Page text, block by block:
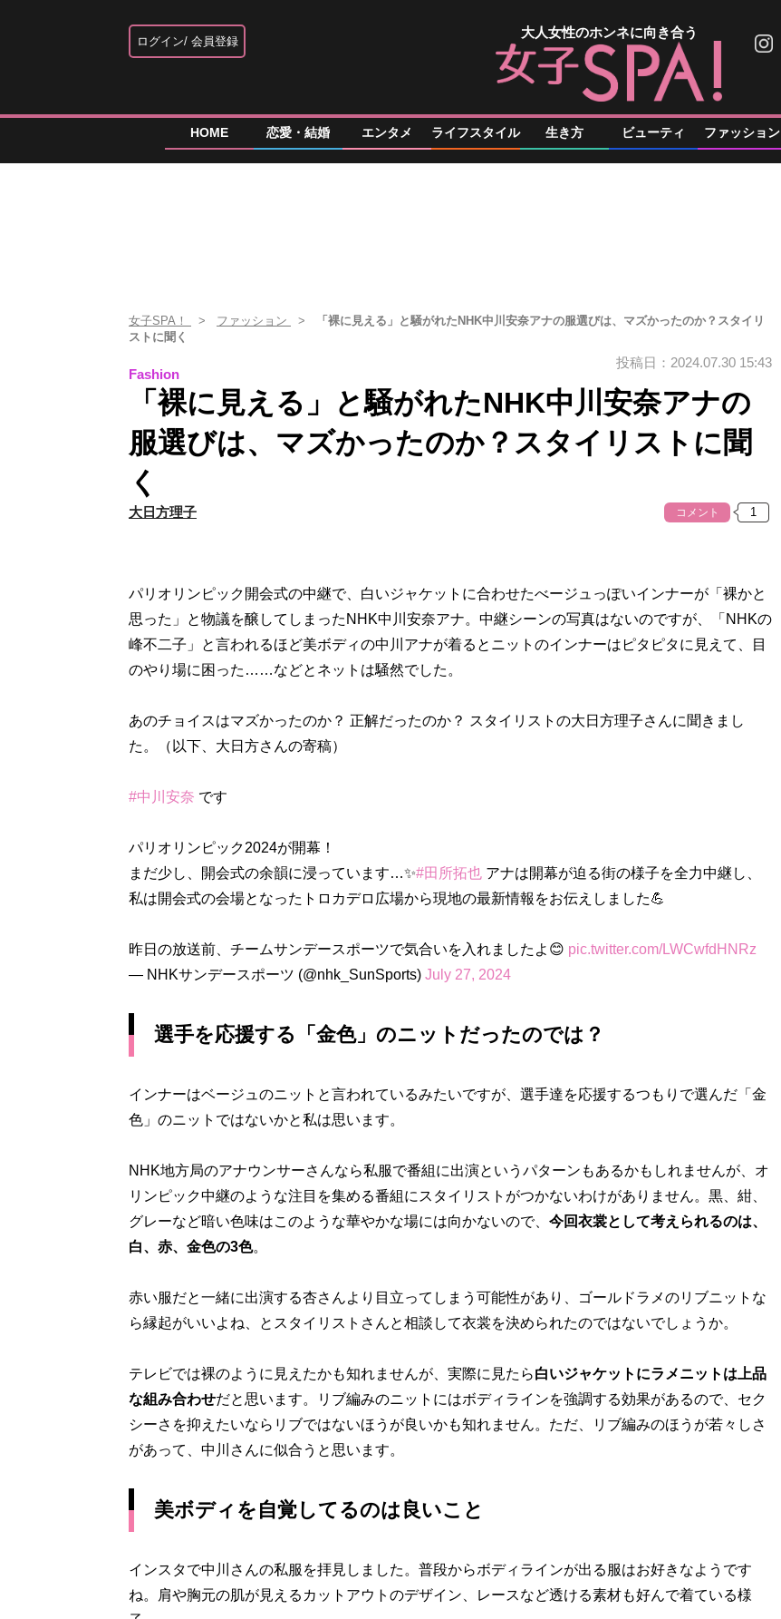
ログイン 会員登録
大人女性のホンネに向き合う
HOME 恋愛・結婚 エンタメ ライフスタイル 生き方 ビューティ ファッション
女子SPA！ ファッション
「裸に見える」と騒がれたNHK中川安奈アナの服選びは、マズかったのか？スタイリ
ストに聞く
Fashion
投稿日：2024.07.30 15:43
「裸に見える」と騒がれたNHK中川安奈アナの
服選びは、マズかったのか？スタイリストに聞
く
大日方理子 コメント
パリオリンピック開会式の中継で、白いジャケットに合わせたべージュっぽいインナーが「裸かと
思った」と物議を醸してしまったNHK中川安奈アナ。中継シーンの写真はないのですが、「NHKの
峰不二子」と言われるほど美ボディの中川アナが着るとニットのインナーはピタピタに見えて、目
のやり場に困った……などとネットは騒然でした。
あのチョイスはマズかったのか？ 正解だったのか？ スタイリストの大日方理子さんに聞きまし
た。（以下、大日方さんの寄稿）
#中川安奈 です
パリオリンピック2024が開幕！
まだ少し、開会式の余韻に浸っています…✨#田所拓也 アナは開幕が迫る街の様子を全力中継し、
私は開会式の会場となったトロカデロ広場から現地の最新情報をお伝えしました💪
昨日の放送前、チームサンデースポーツで気合いを入れましたよ😊 pic.twitter.com/LWCwfdHNRz
— NHKサンデースポーツ (@nhk_SunSports) July 27, 2024
選手を応援する「金色」のニットだったのでは？
インナーはベージュのニットと言われているみたいですが、選手達を応援するつもりで選んだ「金
色」のニットではないかと私は思います。
NHK地方局のアナウンサーさんなら私服で番組に出演というパターンもあるかもしれませんが、オ
リンピック中継のような注目を集める番組にスタイリストがつかないわけがありません。黒、紺、
グレーなど暗い色味はこのような華やかな場には向かないので、 今回衣裳として考えられるのは、
白、赤、金色の3色。
赤い服だと一緒に出演する杏さんより目立ってしまう可能性があり、ゴールドラメのリブニットな
ら縁起がいいよね、とスタイリストさんと相談して衣裳を決められたのではないでしょうか。
テレビでは裸のように見えたかも知れませんが、実際に見たら白いジャケットにラメニットは上品
な組み合わせだと思います。リブ編みのニットにはボディラインを強調する効果があるので、セク
シーさを抑えたいならリブではないほうが良いかも知れません。ただ、リブ編みのほうが若々しさ
があって、中川さんに似合うと思います。
美ボディを自覚してるのは良いこと
インスタで中川さんの私服を拝見しました。普段からボディラインが出る服はお好きなようです
ね。肩や胸元の肌が見えるカットアウトのデザイン、レースなど透ける素材も好んで着ている様